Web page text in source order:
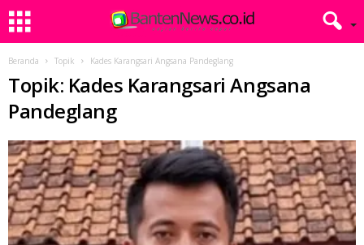
Beranda Topik Kades Karangsari Angsana Pandeglang
Topik: Kades Karangsari Angsana
Pandeglang